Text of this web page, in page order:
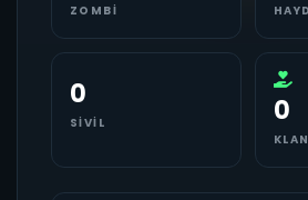
ZOMBI
0
SIVIL 0